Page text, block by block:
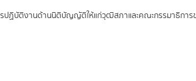
รปฏิบัติงานด้านนิติบัญญัติให้แก่วุฒิสภาและคณะกรรมาธิการ